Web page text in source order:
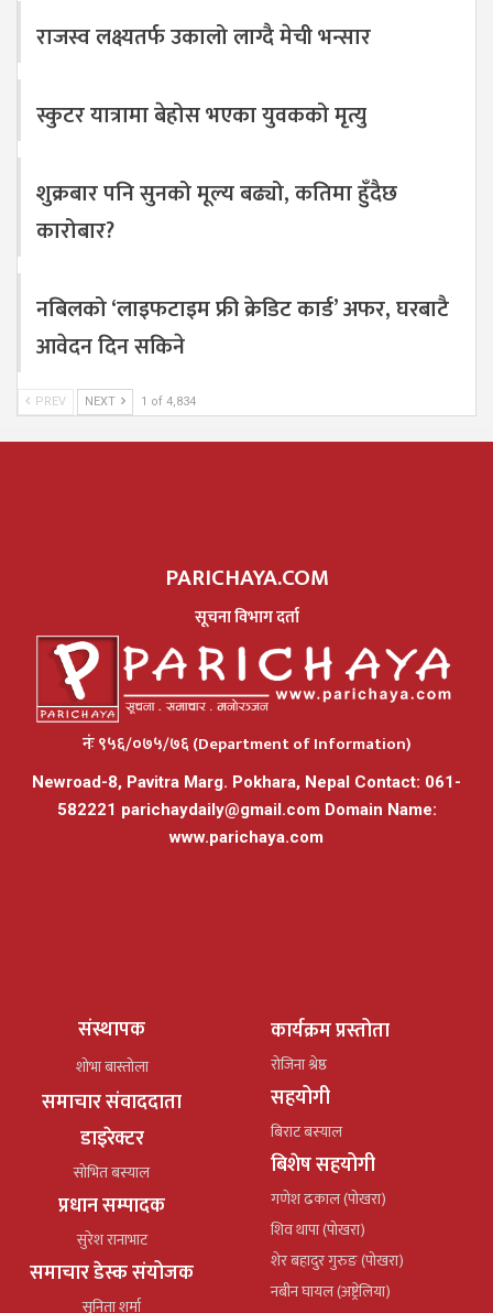
राजस्व लक्ष्यतर्फ उकालो लाग्दै मेची भन्सार
स्कुटर यात्रामा बेहोस भएका युवकको मृत्यु
शुक्रबार पनि सुनको मूल्य बढ्यो, कतिमा हुँदैछ
कारोबार?
नबिलको ‘लाइफटाइम फ्री क्रेडिट कार्ड’ अफर, घरबाटै
आवेदन दिन सकिने
PREV NEXT 1 of 4,834
PARICHAYA.COM
सूचना विभाग दर्ता
नंः ९५६/०७५/७६ (Department of Information)
Newroad-8, Pavitra Marg. Pokhara, Nepal Contact: 061-
582221 parichaydaily@gmail.comDomain Name:
www.parichaya.com
संस्थापक
शोभा बास्तोला
समाचार संवाददाता
डाइरेक्टर
सोभित बस्याल
प्रधान सम्पादक
सुरेश रानाभाट
समाचार डेस्क संयोजक
सुनिता शर्मा
कार्यक्रम प्रस्तोता
रोजिना श्रेष्ठ
सहयोगी
बिराट बस्याल
बिशेष सहयोगी
गणेश ढकाल (पोखरा)
शिव थापा (पोखरा)
शेर बहादुर गुरुङ (पोखरा)
नबीन घायल (अष्ट्रेलिया)